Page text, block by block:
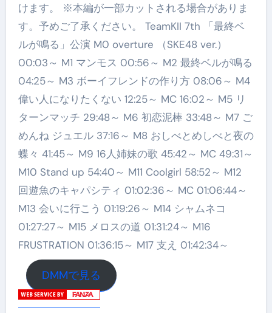
けます。 ※本編が一部カットされる場合がありま
す。予めご了承ください。 TeamKII 7th 「最終ベ
ルが鳴る」公演 M0 overture （SKE48 ver.）
00:03～ M1 マンモス 00:56～ M2 最終ベルが鳴る
04:25～ M3 ボーイフレンドの作り方 08:06～ M4
偉い人になりたくない 12:25～ MC 16:02～ M5 リ
ターンマッチ 29:48～ M6 初恋泥棒 33:48～ M7 ご
めんね ジュエル 37:16～ M8 おしべとめしべと夜の
蝶々 41:45～ M9 16人姉妹の歌 45:42～ MC 49:31～
M10 Stand up 54:40～ M11 Coolgirl 58:52～ M12
回遊魚のキャパシティ 01:02:36～ MC 01:06:44～
M13 会いに行こう 01:19:26～ M14 シャムネコ
01:27:27～ M15 メロスの道 01:31:24～ M16
FRUSTRATION 01:36:15～ M17 支え 01:42:34～
DMMで見る